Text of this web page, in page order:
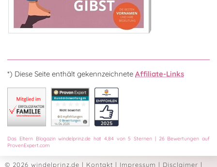
*) Diese Seite enthält gekennzeichnete Affiliate-Links
Das Eltern Blogazin windelprinz.de hat 4,84von5 Sternen | 26Bewertungen auf
ProvenExpert.com
© 2026 windelprinz.de | Kontakt | Impressum | Disclaimer |